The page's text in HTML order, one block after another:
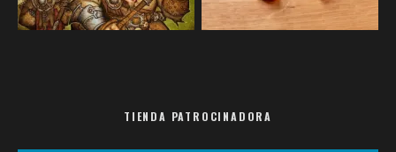
TIENDA PATROCINADORA